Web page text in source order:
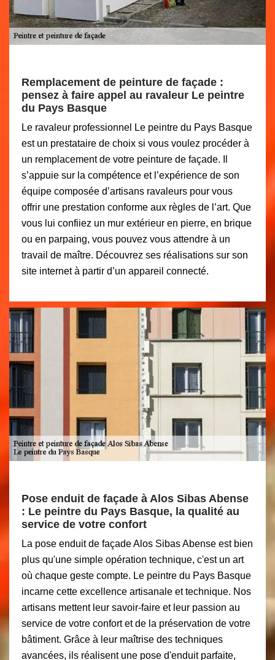
Remplacement de peinture de façade :
pensez à faire appel au ravaleur Le peintre
du Pays Basque
Le ravaleur professionnel Le peintre du Pays Basque
est un prestataire de choix si vous voulez procéder à
un remplacement de votre peinture de façade. Il
s’appuie sur la compétence et l’expérience de son
équipe composée d’artisans ravaleurs pour vous
offrir une prestation conforme aux règles de l’art. Que
vous lui confiiez un mur extérieur en pierre, en brique
ou en parpaing, vous pouvez vous attendre à un
travail de maître. Découvrez ses réalisations sur son
site internet à partir d’un appareil connecté.
Pose enduit de façade à Alos Sibas Abense
: Le peintre du Pays Basque, la qualité au
service de votre confort
La pose enduit de façade Alos Sibas Abense est bien
plus qu'une simple opération technique, c'est un art
où chaque geste compte. Le peintre du Pays Basque
incarne cette excellence artisanale et technique. Nos
artisans mettent leur savoir-faire et leur passion au
service de votre confort et de la préservation de votre
bâtiment. Grâce à leur maîtrise des techniques
avancées, ils réalisent une pose d'enduit parfaite,